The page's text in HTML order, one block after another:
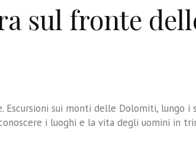
sul fronte
Escursioni sui monti delle Dolomiti, lungo i
i luoghi e la vita degli uomini in